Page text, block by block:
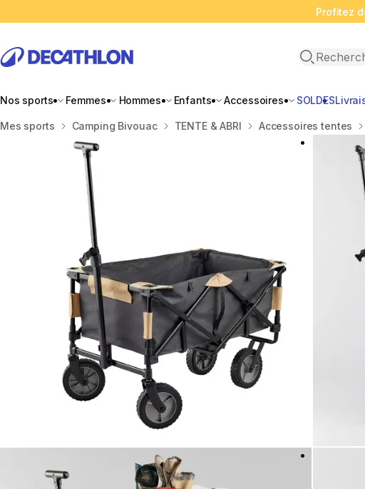
Profitez
Open
Nos sports Femmes Hommes Enfants Accessoires SOLDES
Accueil
Mes sports Camping Bivouac TENTE & ABRI Accessoires tentes